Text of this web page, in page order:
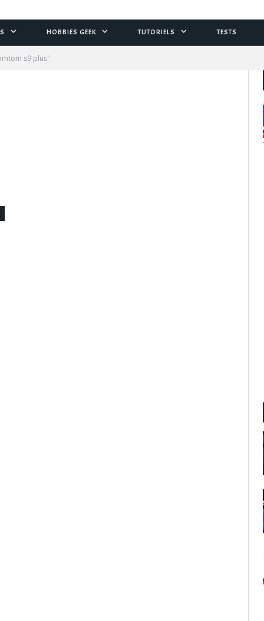
HOBBIES GEEK TUTORIELS TESTS
s9 plus"